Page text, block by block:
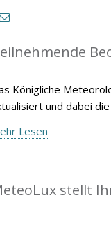
Königliche
und dabei
Lesen
stellt